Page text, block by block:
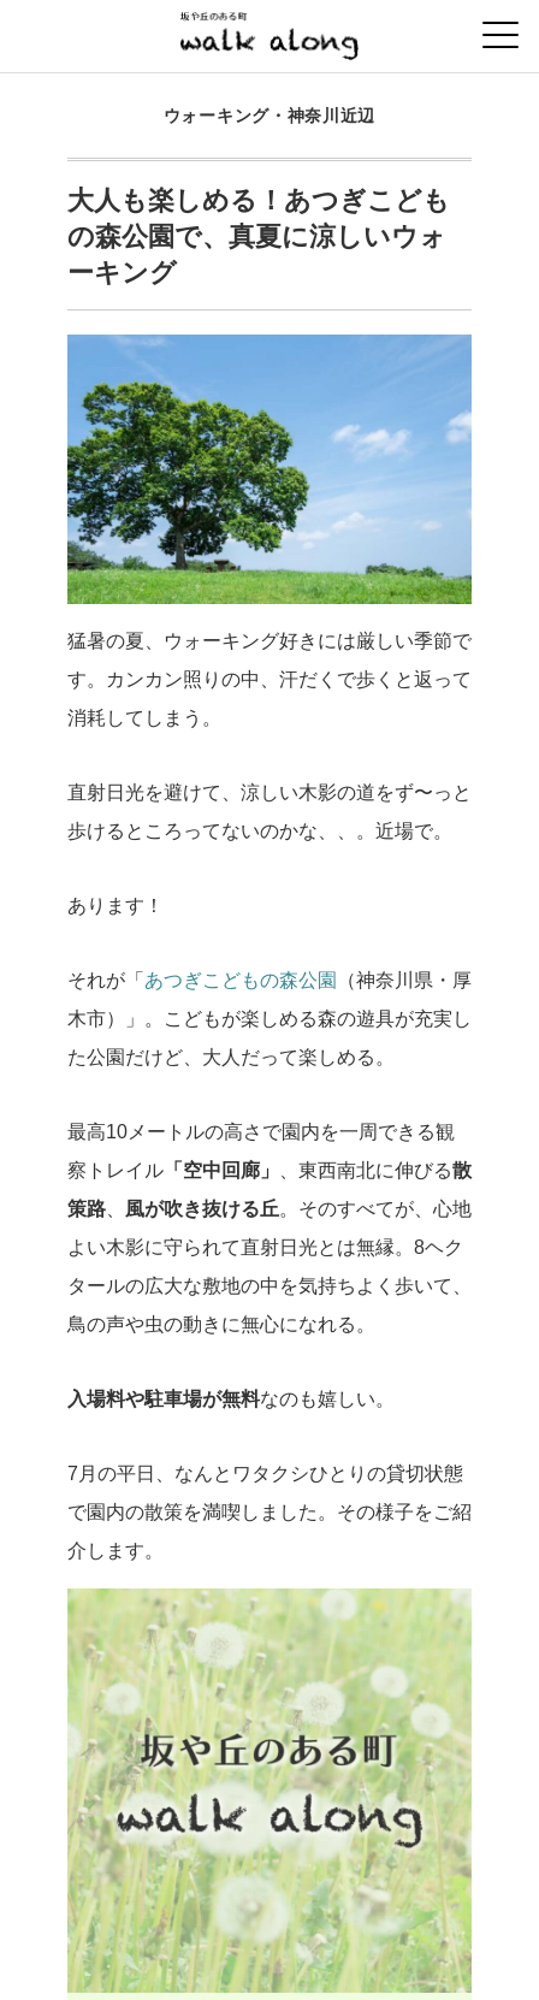
ウォーキング・神奈川近辺
大人も楽しめる！あつぎこども
の森公園で、真夏に涼しいウォ
ーキング
猛暑の夏、ウォーキング好きには厳しい季節で
す。カンカン照りの中、汗だくで歩くと返って
消耗してしまう。
直射日光を避けて、涼しい木影の道をず〜っと
歩けるところってないのかな、、。近場で。
あります！
それが「 あつぎこどもの森公園
（神奈川県・厚
木市）」。こどもが楽しめる森の遊具が充実し
た公園だけど、大人だって楽しめる。
最高10メートルの高さで園内を一周できる観
察トレイル 「空中回廊」 、東西南北に伸びる散
策路
風が吹き抜ける丘。そのすべてが、心地
よい木影に守られて直射日光とは無縁。8ヘク
タールの広大な敷地の中を気持ちよく歩いて、
鳥の声や虫の動きに無心になれる。
入場料や駐車場が無料なのも嬉しい。
7月の平日、なんとワタクシひとりの貸切状態
で園内の散策を満喫しました。その様子をご紹
介します。